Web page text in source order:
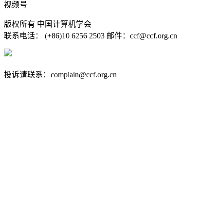
视频号
版权所有 中国计算机学会
联系电话： (+86)10 6256 2503 邮件：ccf@ccf.org.cn
投诉请联系：complain@ccf.org.cn